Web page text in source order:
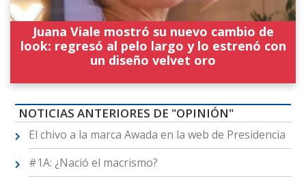
Juana Viale mostró su nuevo cambio de
look: regresó al pelo largo y lo estrenó con
un diseño velvet oro
NOTICIAS ANTERIORES DE "OPINIÓN"
El chivo a la marca Awada en la web de Presidencia
#1A: ¿Nació el macrismo?